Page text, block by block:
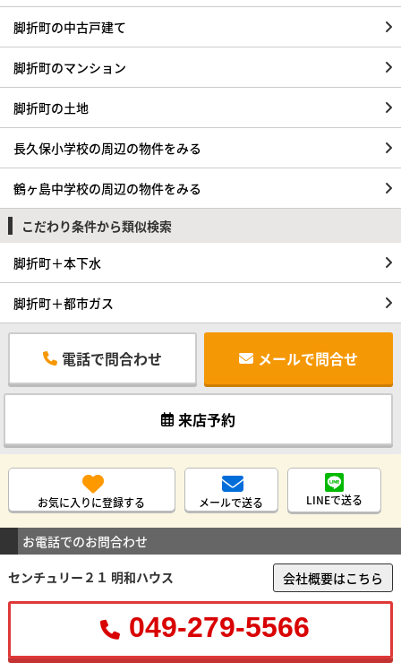
脚折町の中古戸建て
脚折町のマンション
脚折町の土地
長久保小学校の周辺の物件をみる
鶴ヶ島中学校の周辺の物件をみる
こだわり条件から類似検索
脚折町＋本下水
脚折町＋都市ガス
電話で問合わせ メールで問合せ
来店予約
お気に入りに登録する メールで送る LINEで送る
お電話でのお問合わせ
センチュリー２１ 明和ハウス
会社概要はこちら
049-279-5566